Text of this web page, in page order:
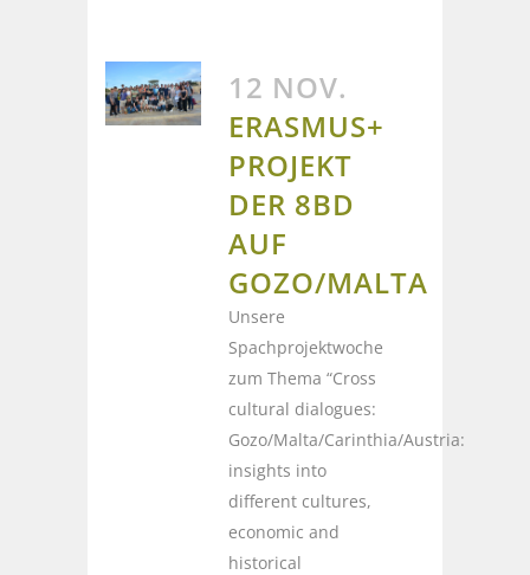
12 NOV.
ERASMUS+
PROJEKT
DER 8BD
AUF
GOZO/MALTA
Unsere
Spachprojektwoche
zum Thema “Cross
cultural dialogues:
Gozo/Malta/Carinthia/Austria:
insights into
different cultures,
economic and
historical